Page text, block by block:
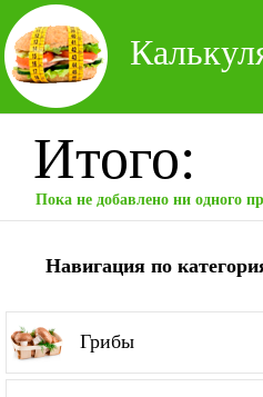
Итого:
Пока не добавлено ни одного
Навигация по
Грибы